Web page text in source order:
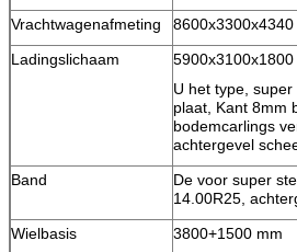
Vrachtwagenafmeting
8600x3300x4340
Ladingslichaam
U het type,
plaat, Kant 8mm
bodemcarlings
achtergevel
Band
De voor super
14.00R25,
Wielbasis
3800+1500 mm